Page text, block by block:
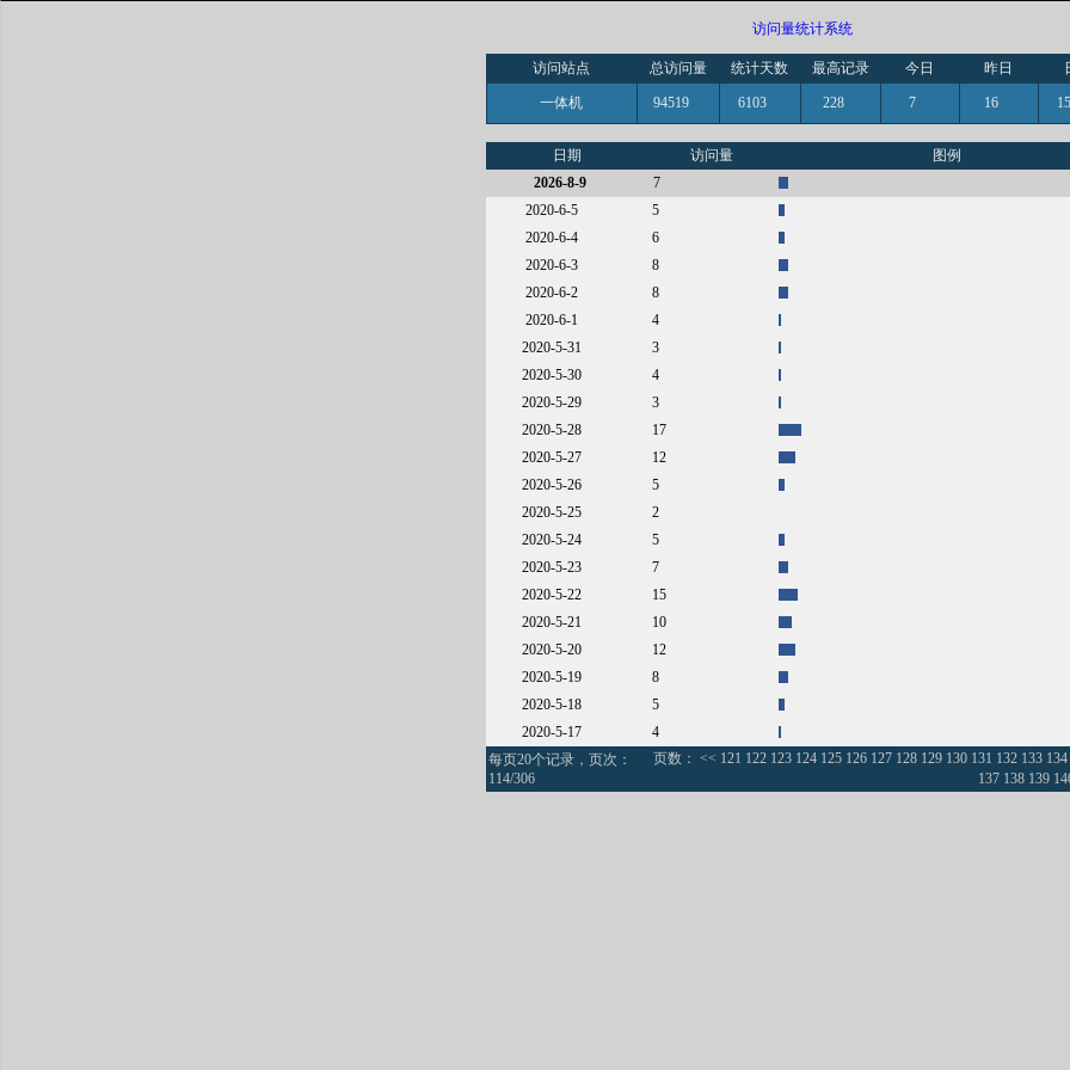
访问量统计系统
访问站点 总访问量 统计天数 最高记录 今日 昨日
一体机 94519 6103 228 7 16
日期 访问量
图例
2026-8-9
7
2020-6-5
5
2020-6-4
6
2020-6-3
8
2020-6-2
8
2020-6-1
4
2020-5-31
3
2020-5-30
4
2020-5-29
3
2020-5-28
17
2020-5-27
12
2020-5-26
5
2020-5-25
2
2020-5-24
5
2020-5-23
7
2020-5-22
15
2020-5-21
10
2020-5-20
12
2020-5-19
8
2020-5-18
5
2020-5-17
4
每页20个记录，页次：
114/306
页数： << 121 122 123 124 125 126 127 128 129 130 131 132 133 134
137 138 139